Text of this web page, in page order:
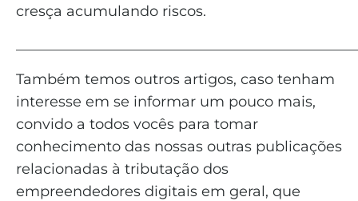
cresça acumulando riscos.
Também temos outros artigos, caso tenham
interesse em se informar um pouco mais,
convido a todos vocês para tomar
conhecimento das nossas outras publicações
relacionadas à tributação dos
empreendedores digitais em geral, que